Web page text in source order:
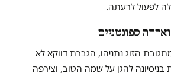
לפעול לרעתה.
הזוג נתניהו, הגברת דווקא לא
להגן על שמה הטוב, וצירפה